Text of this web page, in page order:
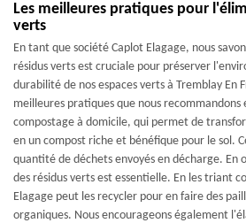
Les meilleures pratiques pour
verts
En tant que société Caplot Elagage, nous
résidus verts est cruciale pour préserver
durabilité de nos espaces verts à Tremblay En
meilleures pratiques que nous recommandons
compostage à domicile, qui permet de
en un compost riche et bénéfique pour le sol.
quantité de déchets envoyés en décharge. En
des résidus verts est essentielle. En les triant
Elagage peut les recycler pour en faire des
organiques. Nous encourageons également